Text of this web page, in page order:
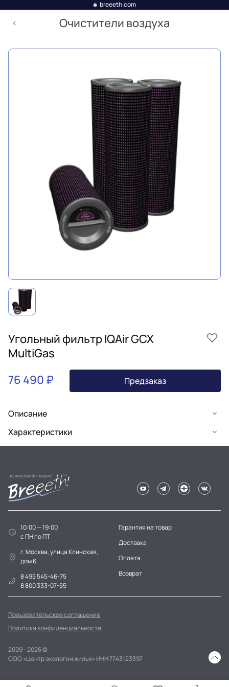
breeeth.com
Очистители воздуха
Угольный фильтр IQAir GCX
MultiGas
76 490 ₽
Предзаказ
Описание
Характеристики
10:00 — 19:00
c ПН по ПТ
г. Москва, улица Клинская,
дом 6
8 495 545-46-75
8 800 333-07-55
Гарантия на товар
Доставка
Оплата
Возврат
Пользовательское соглашение
Политика конфиденциальности
2009 - 2026 ©
ООО «Центр экологии жилья» ИНН 7743123397